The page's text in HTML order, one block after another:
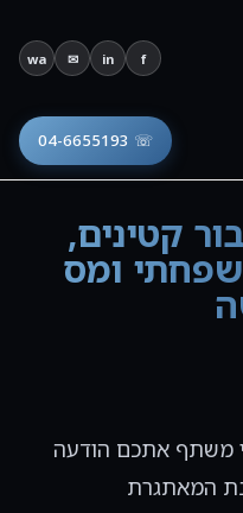
☏ 04-6655193
f
in
✉
wa
קטינים,
ומס
משתף אתכם הודעה
המאתגרת